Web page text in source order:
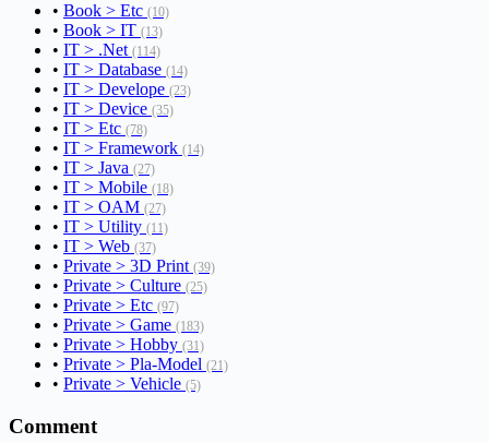
• Book > Etc (10)
• Book > IT (13)
• IT > .Net (114)
• IT > Database (14)
• IT > Develope (23)
• IT > Device (35)
• IT > Etc (78)
• IT > Framework (14)
• IT > Java (27)
• IT > Mobile (18)
• IT > OAM (27)
• IT > Utility (11)
• IT > Web (37)
• Private > 3D Print (39)
• Private > Culture (25)
• Private > Etc (97)
• Private > Game (183)
• Private > Hobby (31)
• Private > Pla-Model (21)
• Private > Vehicle (5)
Comment